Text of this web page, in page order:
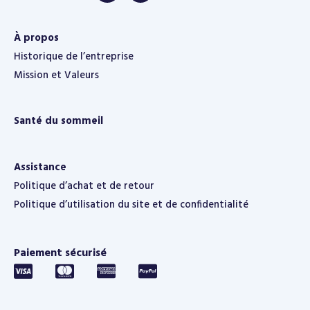
À propos
Historique de l’entreprise
Mission et Valeurs
Santé du sommeil
Assistance
Politique d’achat et de retour
Politique d’utilisation du site et de confidentialité
Paiement sécurisé